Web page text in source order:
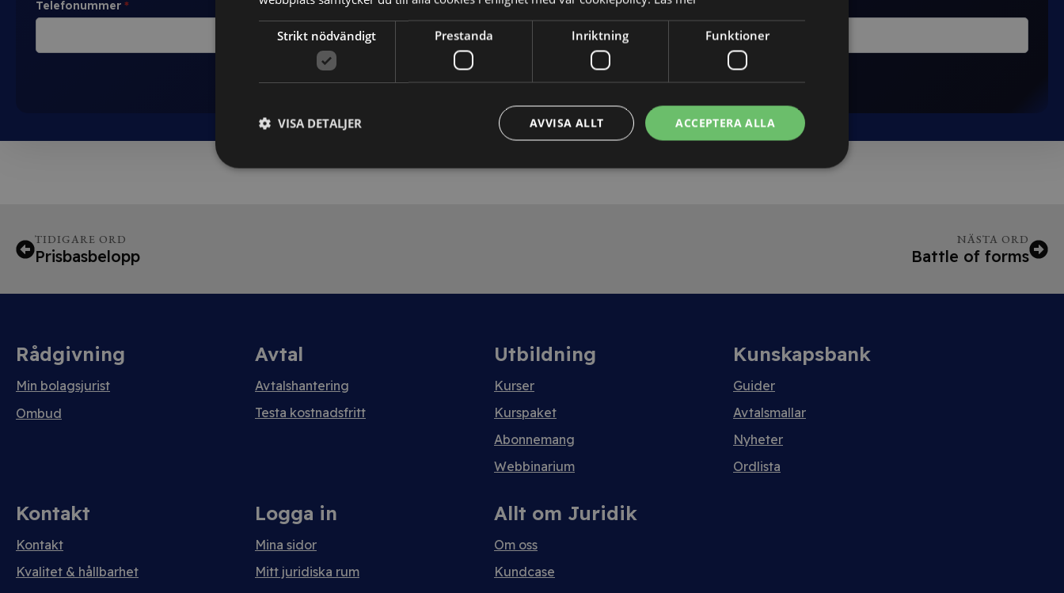
Telefonummer *
TIDIGARE ORD
Prisbasbelopp
NÄSTA ORD
Battle of forms
Rådgivning
Min bolagsjurist
Ombud
Avtal
Avtalshantering
Testa kostnadsfritt
Utbildning
Kurser
Kurspaket
Abonnemang
Webbinarium
Kunskapsbank
Guider
Avtalsmallar
Nyheter
Ordlista
Kontakt
Kontakt
Kvalitet & hållbarhet
Logga in
Mina sidor
Mitt juridiska rum
Allt om Juridik
Om oss
Kundcase
Strikt nödvändigt Prestanda Inriktning Funktioner
ACCEPTERA ALLA
AVVISA ALLT
VISA DETALJER